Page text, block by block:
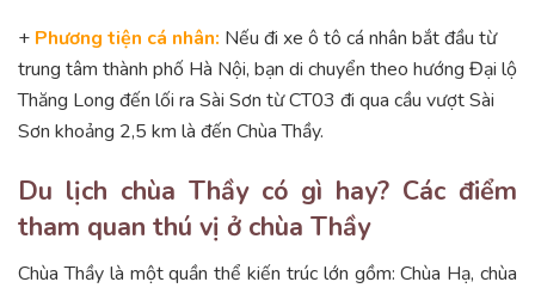
+ Phương tiện cá nhân: Nếu đi xe ô tô cá nhân bắt đầu từ
trung tâm thành phố Hà Nội, bạn di chuyển theo hướng Đại lộ
Thăng Long đến lối ra Sài Sơn từ CT03 đi qua cầu vượt Sài
Sơn khoảng 2,5 km là đến Chùa Thầy.
Du lịch chùa Thầy có gì hay? Các điểm
tham quan thú vị ở chùa Thầy
Chùa Thầy là một quần thể kiến trúc lớn gồm: Chùa Hạ, chùa